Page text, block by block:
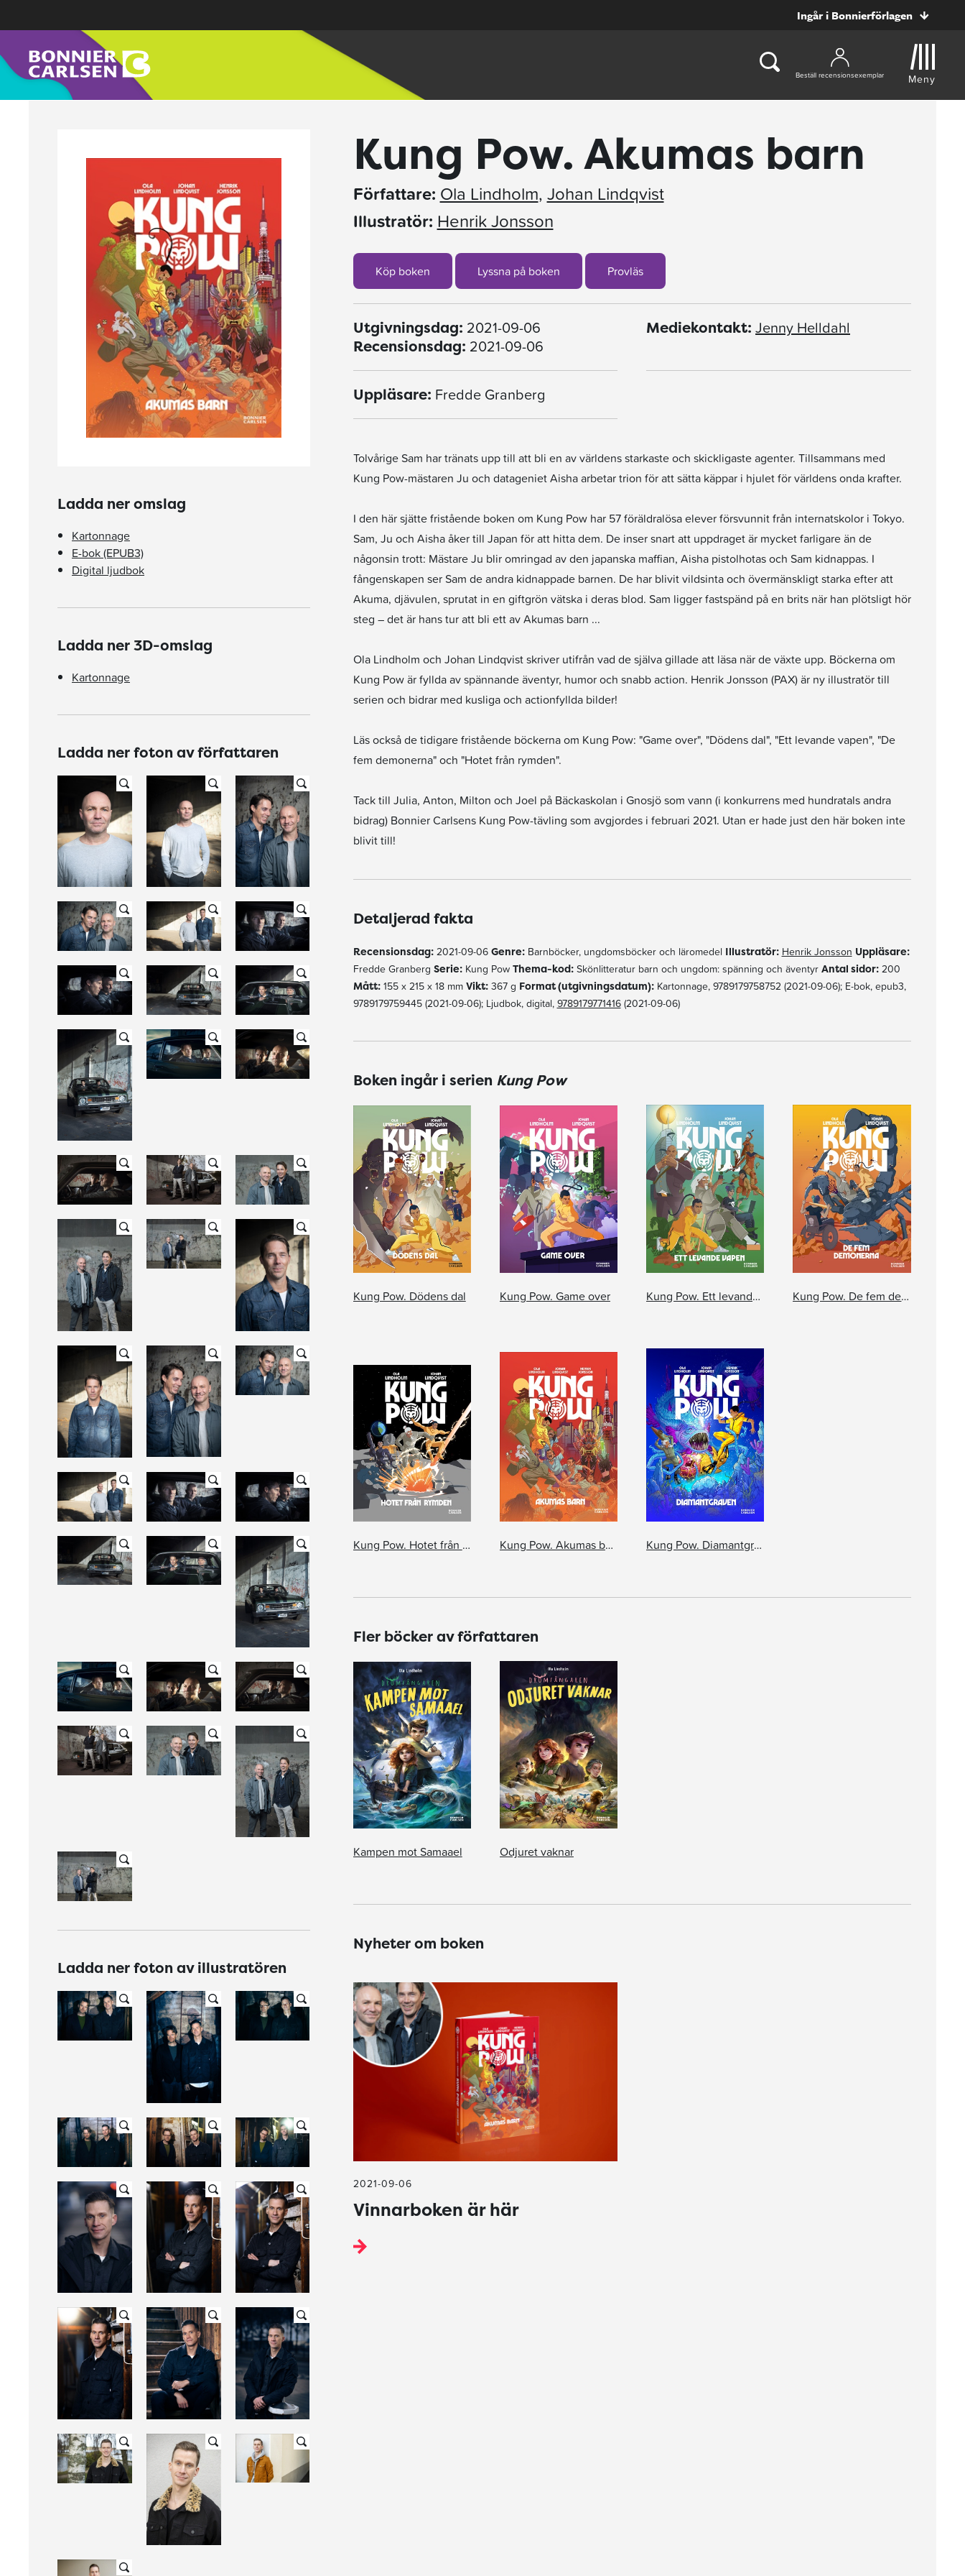
Ingår i Bonnierförlagen
Beställ recensionsexemplar Meny
Ladda ner omslag
Kartonnage
E-bok (EPUB3)
Digital ljudbok
Ladda ner 3D-omslag
Kartonnage
Ladda ner foton av författaren
Ladda ner foton av illustratören
Kung Pow. Akumas barn
Författare: Ola Lindholm, Johan Lindqvist
Illustratör: Henrik Jonsson
Köp boken Lyssna på boken Provläs
Utgivningsdag: 2021-09-06
Recensionsdag: 2021-09-06
Mediekontakt: Jenny Helldahl
Uppläsare: Fredde Granberg
Tolvårige Sam har tränats upp till att bli en av världens starkaste och skickligaste agenter. Tillsammans med
Kung Pow-mästaren Ju och datageniet Aisha arbetar trion för att sätta käppar i hjulet för världens onda krafter.
I den här sjätte fristående boken om Kung Pow har 57 föräldralösa elever försvunnit från internatskolor i Tokyo.
Sam, Ju och Aisha åker till Japan för att hitta dem. De inser snart att uppdraget är mycket farligare än de
någonsin trott: Mästare Ju blir omringad av den japanska maffian, Aisha pistolhotas och Sam kidnappas. I
fångenskapen ser Sam de andra kidnappade barnen. De har blivit vildsinta och övermänskligt starka efter att
Akuma, djävulen, sprutat in en giftgrön vätska i deras blod. Sam ligger fastspänd på en brits när han plötsligt hör
steg – det är hans tur att bli ett av Akumas barn ...
Ola Lindholm och Johan Lindqvist skriver utifrån vad de själva gillade att läsa när de växte upp. Böckerna om
Kung Pow är fyllda av spännande äventyr, humor och snabb action. Henrik Jonsson (PAX) är ny illustratör till
serien och bidrar med kusliga och actionfyllda bilder!
Läs också de tidigare fristående böckerna om Kung Pow: "Game over", "Dödens dal", "Ett levande vapen", "De
fem demonerna" och "Hotet från rymden".
Tack till Julia, Anton, Milton och Joel på Bäckaskolan i Gnosjö som vann (i konkurrens med hundratals andra
bidrag) Bonnier Carlsens Kung Pow-tävling som avgjordes i februari 2021. Utan er hade just den här boken inte
blivit till!
Detaljerad fakta
Recensionsdag:2021-09-06 Genre:Barnböcker, ungdomsböcker och läromedel Illustratör: Henrik Jonsson Uppläsare:
Fredde Granberg Serie:Kung Pow Thema-kod:Skönlitteratur barn och ungdom: spänning och äventyr Antal sidor:200
Mått:155 x 215 x 18 mm Vikt:367 g Format (utgivningsdatum):Kartonnage, 9789179758752 (2021-09-06); E-bok, epub3,
9789179759445 (2021-09-06); Ljudbok, digital, 9789179771416(2021-09-06)
Boken ingår i serien Kung Pow
Kung Pow. Dödens dal Kung Pow. Game over Kung Pow. Ett levande vapen Kung Pow. De fem demonerna
Kung Pow. Hotet från rymden Kung Pow. Akumas barn Kung Pow. Diamantgraven
Fler böcker av författaren
Kampen mot Samaael Odjuret vaknar
Nyheter om boken
2021-09-06
Vinnarboken är här